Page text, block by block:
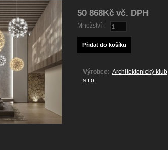
50 868Kč vč. DPH
Množství :
Výrobce: Architektonický klub
s.r.o.